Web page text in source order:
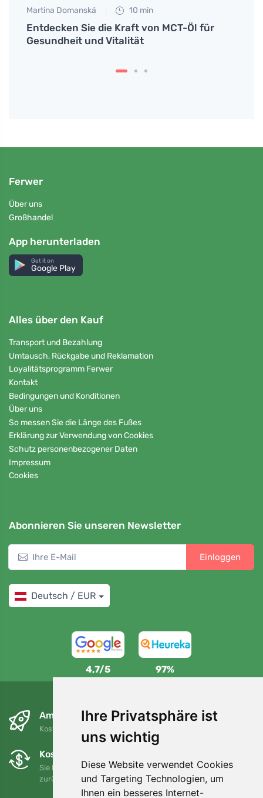
Ihre Privatsphäre ist
uns wichtig
Diese Website verwendet Cookies
und Targeting Technologien, um
Ihnen ein besseres Internet-
Martina Domanská 10 min
Entdecken Sie die Kraft von MCT-Öl für
Gesundheit und Vitalität
Ferwer
Über uns
Großhandel
App herunterladen
Get it on
Google Play
Alles über den Kauf
Transport und Bezahlung
Umtausch, Rückgabe und Reklamation
Loyalitätsprogramm Ferwer
Kontakt
Bedingungen und Konditionen
Über uns
So messen Sie die Länge des Fußes
Erklärung zur Verwendung von Cookies
Schutz personenbezogener Daten
Impressum
Cookies
Abonnieren Sie unseren Newsletter
Einloggen
Deutsch / EUR
4,7/5 97%
Am nächsten Tag und kostenlos
Kostenloser Versand für Bestellungen über 80 EUR
Kostenloser Umtausch und Rückgabe
Sie können Ihre Bestellung jederzeit innerhalb von 90 Tagen
zurückgeben oder umtauschen.